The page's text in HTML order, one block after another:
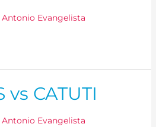
Antonio Evangelista
vs CATUTI
Antonio Evangelista